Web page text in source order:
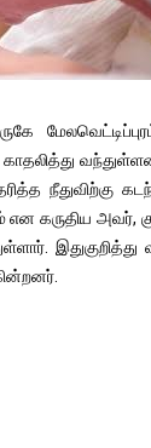
நீதுவிற்கு
என கருதிய அவர்,